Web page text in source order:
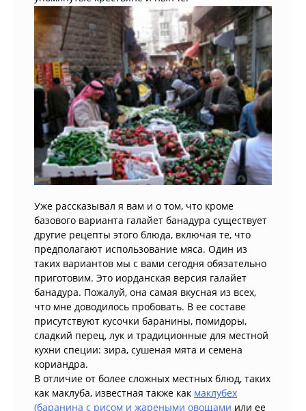
Уже рассказывал я вам и о том, что кроме
базового варианта галайет банадура существует
другие рецепты этого блюда, включая те, что
предполагают использование мяса. Один из
таких вариантов мы с вами сегодня обязательно
приготовим. Это иорданская версия галайет
банадура. Пожалуй, она самая вкусная из всех,
что мне доводилось пробовать. В ее составе
присутствуют кусочки баранины, помидоры,
сладкий перец, лук и традиционные для местной
кухни специи: зира, сушеная мята и семена
кориандра.
В отличие от более сложных местных блюд, таких
как маклуба, известная также как маклубех
(баранина с рисом и жареными овощами или ее